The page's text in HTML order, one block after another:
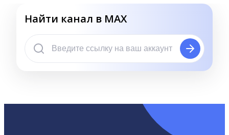
Найти канал в MAX